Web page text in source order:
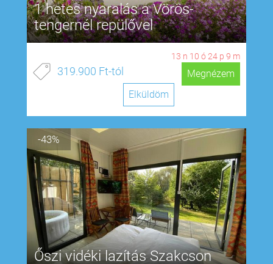
1 hetes nyaralás a Vörös-
tengernél repülővel
13 n 10 ó 24 p 8 m
319.900 Ft-tól
Megnézem
Elküldöm
-43%
Őszi vidéki lazítás Szakcson